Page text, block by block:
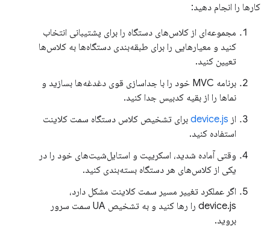
کارها را انجام دهید:
مجموعه‌ای از کلاس‌های دستگاه را برای پشتیبانی انتخاب
کنید و معیارهایی را برای طبقه‌بندی دستگاه‌ها به کلاس‌ها
تعیین کنید.
برنامه MVC خود را با جداسازی قوی دغدغه‌ها بسازید و
نماها را از بقیه کدبیس جدا کنید.
از device.js برای تشخیص کلاس دستگاه سمت کلاینت
استفاده کنید.
وقتی آماده شدید، اسکریپت و استایل‌شیت‌های خود را در
یکی از کلاس‌های هر دستگاه بسته‌بندی کنید.
اگر عملکرد تغییر مسیر سمت کلاینت مشکل دارد،
device.js را رها کنید و به تشخیص UA سمت سرور
بروید.